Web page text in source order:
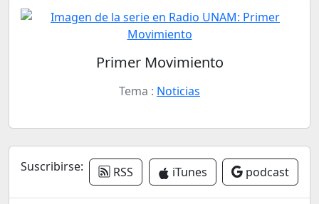
Primer Movimiento
Tema : Noticias
Suscribirse: RSS iTunes podcast